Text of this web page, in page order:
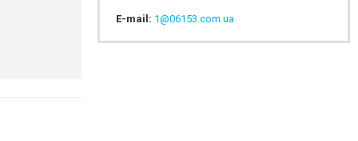
E-mail: 1@06153.com.ua